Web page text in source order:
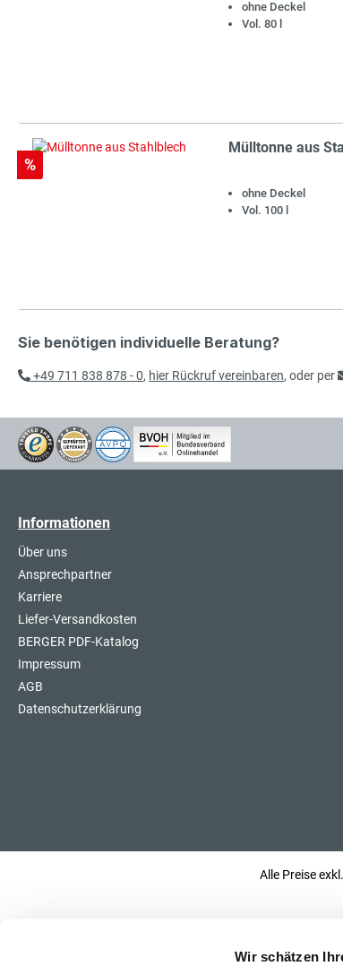
Wir schätzen
ohne Deckel
Vol. 80 l
Rabatt
%
Mülltonne aus
ohne Deckel
Vol. 100 l
Sie benötigen individuelle Beratung?
+49 711 838 878 - 0, hier Rückruf vereinbaren, oder per
Informationen
Über uns
Ansprechpartner
Karriere
Liefer-Versandkosten
BERGER PDF-Katalog
Impressum
AGB
Datenschutzerklärung
Alle Preise